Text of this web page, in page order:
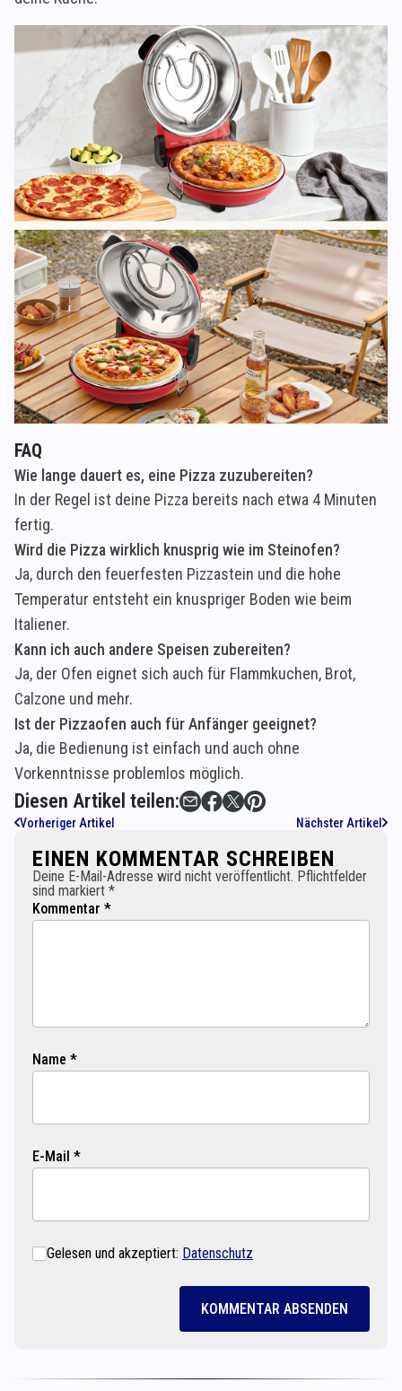
FAQ
Wie lange dauert es, eine Pizza zuzubereiten?
In der Regel ist deine Pizza bereits nach etwa 4 Minuten
fertig.
Wird die Pizza wirklich knusprig wie im Steinofen?
Ja, durch den feuerfesten Pizzastein und die hohe
Temperatur entsteht ein knuspriger Boden wie beim
Italiener.
Kann ich auch andere Speisen zubereiten?
Ja, der Ofen eignet sich auch für Flammkuchen, Brot,
Calzone und mehr.
Ist der Pizzaofen auch für Anfänger geeignet?
Ja, die Bedienung ist einfach und auch ohne
Vorkenntnisse problemlos möglich.
Diesen Artikel teilen:
Vorheriger Artikel Nächster Artikel
EINEN KOMMENTAR SCHREIBEN
Deine E-Mail-Adresse wird nicht veröffentlicht. Pflichtfelder
sind markiert *
Kommentar *
Name *
E-Mail *
Gelesen und akzeptiert: Datenschutz
KOMMENTAR ABSENDEN